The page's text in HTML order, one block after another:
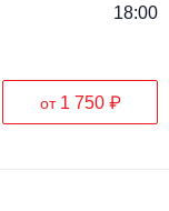
18:00
от 1 750 ₽